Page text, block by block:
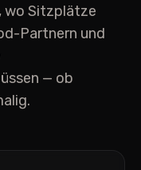
wo Sitzplätze
Partnern und
— ob